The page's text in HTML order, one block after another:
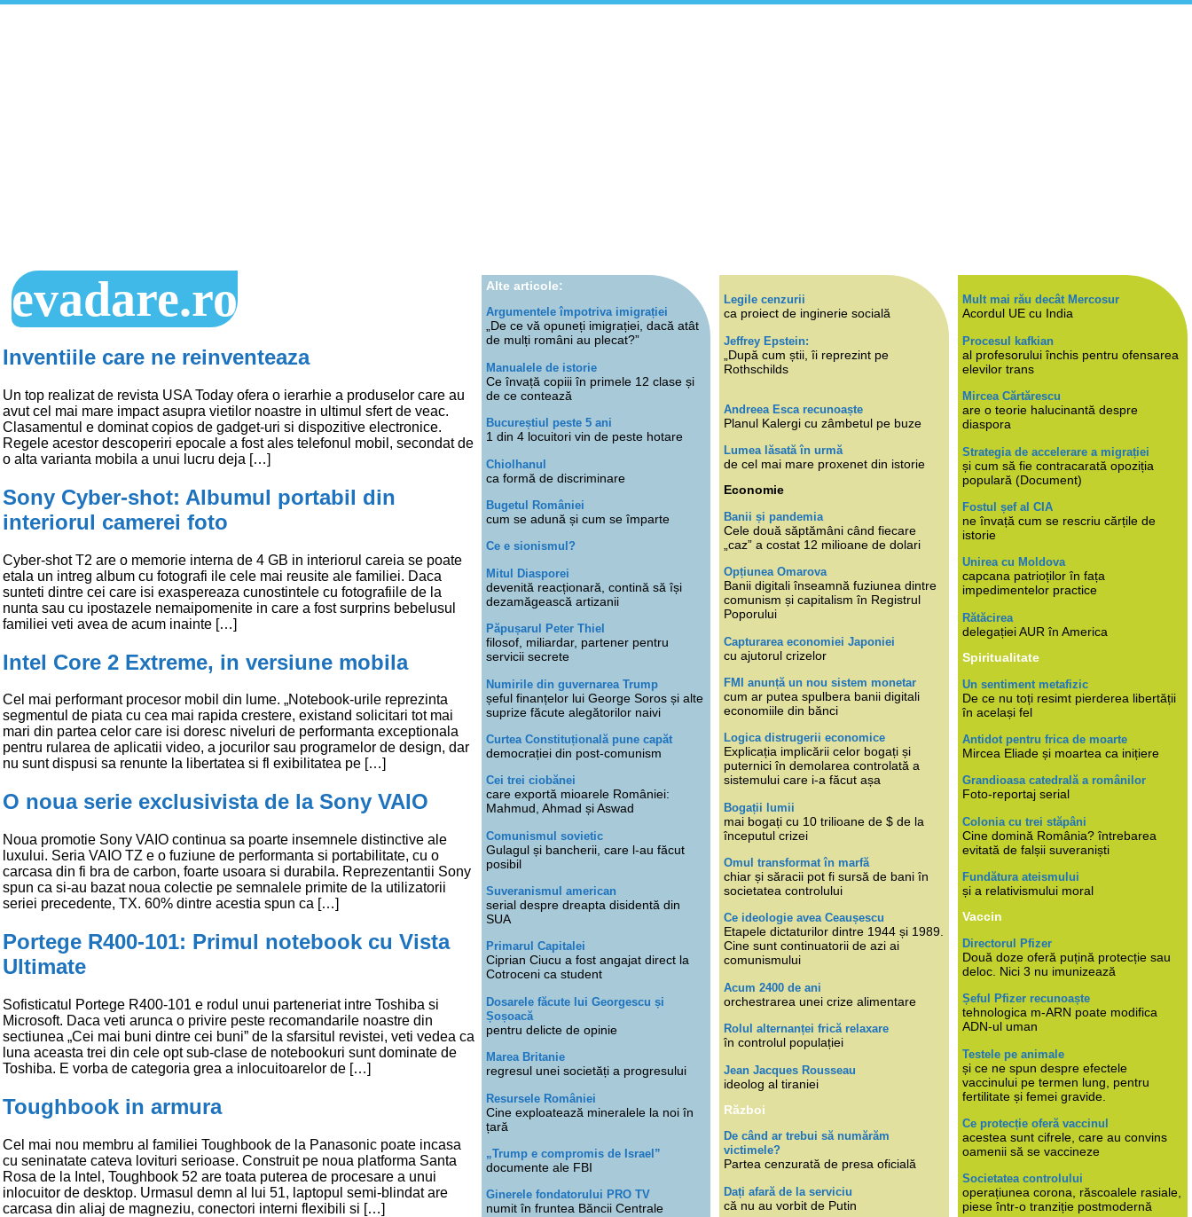
evadare.ro
Inventiile care ne reinventeaza
Un top realizat de revista USA Today ofera o ierarhie a produselor care au
avut cel mai mare impact asupra vietilor noastre in ultimul sfert de veac.
Clasamentul e dominat copios de gadget-uri si dispozitive electronice.
Regele acestor descoperiri epocale a fost ales telefonul mobil, secondat de
o alta varianta mobila a unui lucru deja […]
Sony Cyber-shot: Albumul portabil din
interiorul camerei foto
Cyber-shot T2 are o memorie interna de 4 GB in interiorul careia se poate
etala un intreg album cu fotografi ile cele mai reusite ale familiei. Daca
sunteti dintre cei care isi exaspereaza cunostintele cu fotografiile de la
nunta sau cu ipostazele nemaipomenite in care a fost surprins bebelusul
familiei veti avea de acum inainte […]
Intel Core 2 Extreme, in versiune mobila
Cel mai performant procesor mobil din lume. „Notebook-urile reprezinta
segmentul de piata cu cea mai rapida crestere, existand solicitari tot mai
mari din partea celor care isi doresc niveluri de performanta exceptionala
pentru rularea de aplicatii video, a jocurilor sau programelor de design, dar
nu sunt dispusi sa renunte la libertatea si fl exibilitatea pe […]
O noua serie exclusivista de la Sony VAIO
Noua promotie Sony VAIO continua sa poarte insemnele distinctive ale
luxului. Seria VAIO TZ e o fuziune de performanta si portabilitate, cu o
carcasa din fi bra de carbon, foarte usoara si durabila. Reprezentantii Sony
spun ca si-au bazat noua colectie pe semnalele primite de la utilizatorii
seriei precedente, TX. 60% dintre acestia spun ca […]
Portege R400-101: Primul notebook cu Vista
Ultimate
Sofisticatul Portege R400-101 e rodul unui parteneriat intre Toshiba si
Microsoft. Daca veti arunca o privire peste recomandarile noastre din
sectiunea „Cei mai buni dintre cei buni” de la sfarsitul revistei, veti vedea ca
luna aceasta trei din cele opt sub-clase de notebookuri sunt dominate de
Toshiba. E vorba de categoria grea a inlocuitoarelor de […]
Toughbook in armura
Cel mai nou membru al familiei Toughbook de la Panasonic poate incasa
cu seninatate cateva lovituri serioase. Construit pe noua platforma Santa
Rosa de la Intel, Toughbook 52 are toata puterea de procesare a unui
inlocuitor de desktop. Urmasul demn al lui 51, laptopul semi-blindat are
carcasa din aliaj de magneziu, conectori interni flexibili si […]
Alte articole:
Argumentele împotriva imigrației
„De ce vă opuneți imigrației, dacă atât
de mulți români au plecat?”
Manualele de istorie
Ce învață copiii în primele 12 clase și
de ce contează
Bucureștiul peste 5 ani
1 din 4 locuitori vin de peste hotare
Chiolhanul
ca formă de discriminare
Bugetul României
cum se adună și cum se împarte
Ce e sionismul?
Mitul Diasporei
devenită reacționară, contină să își
dezamăgească artizanii
Păpușarul Peter Thiel
filosof, miliardar, partener pentru
servicii secrete
Numirile din guvernarea Trump
șeful finanțelor lui George Soros și alte
suprize făcute alegătorilor naivi
Curtea Constituțională pune capăt
democrației din post-comunism
Cei trei ciobănei
care exportă mioarele României:
Mahmud, Ahmad și Aswad
Comunismul sovietic
Gulagul și bancherii, care l-au făcut
posibil
Suveranismul american
serial despre dreapta disidentă din
SUA
Primarul Capitalei
Ciprian Ciucu a fost angajat direct la
Cotroceni ca student
Dosarele făcute lui Georgescu și
Șoșoacă
pentru delicte de opinie
Marea Britanie
regresul unei societăți a progresului
Resursele României
Cine exploatează mineralele la noi în
țară
„Trump e compromis de Israel”
documente ale FBI
Ginerele fondatorului PRO TV
numit în fruntea Băncii Centrale
Legile cenzurii
ca proiect de inginerie socială
Jeffrey Epstein:
„După cum știi, îi reprezint pe
Rothschilds
Andreea Esca recunoaște
Planul Kalergi cu zâmbetul pe buze
Lumea lăsată în urmă
de cel mai mare proxenet din istorie
Economie
Banii și pandemia
Cele două săptămâni când fiecare
„caz” a costat 12 milioane de dolari
Opțiunea Omarova
Banii digitali înseamnă fuziunea dintre
comunism și capitalism în Registrul
Poporului
Capturarea economiei Japoniei
cu ajutorul crizelor
FMI anunță un nou sistem monetar
cum ar putea spulbera banii digitali
economiile din bănci
Logica distrugerii economice
Explicația implicării celor bogați și
puternici în demolarea controlată a
sistemului care i-a făcut așa
Bogații lumii
mai bogați cu 10 trilioane de $ de la
începutul crizei
Omul transformat în marfă
chiar și săracii pot fi sursă de bani în
societatea controlului
Ce ideologie avea Ceaușescu
Etapele dictaturilor dintre 1944 și 1989.
Cine sunt continuatorii de azi ai
comunismului
Acum 2400 de ani
orchestrarea unei crize alimentare
Rolul alternanței frică relaxare
în controlul populației
Jean Jacques Rousseau
ideolog al tiraniei
Război
De când ar trebui să numărăm
victimele?
Partea cenzurată de presa oficială
Dați afară de la serviciu
că nu au vorbit de Putin
Mult mai rău decât Mercosur
Acordul UE cu India
Procesul kafkian
al profesorului închis pentru ofensarea
elevilor trans
Mircea Cărtărescu
are o teorie halucinantă despre
diaspora
Strategia de accelerare a migrației
și cum să fie contracarată opoziția
populară (Document)
Fostul șef al CIA
ne învață cum se rescriu cărțile de
istorie
Unirea cu Moldova
capcana patrioților în fața
impedimentelor practice
Rătăcirea
delegației AUR în America
Spiritualitate
Un sentiment metafizic
De ce nu toți resimt pierderea libertății
în același fel
Antidot pentru frica de moarte
Mircea Eliade și moartea ca inițiere
Grandioasa catedrală a românilor
Foto-reportaj serial
Colonia cu trei stăpâni
Cine domină România? întrebarea
evitată de falșii suveraniști
Fundătura ateismului
și a relativismului moral
Vaccin
Directorul Pfizer
Două doze oferă puțină protecție sau
deloc. Nici 3 nu imunizează
Șeful Pfizer recunoaște
tehnologica m-ARN poate modifica
ADN-ul uman
Testele pe animale
și ce ne spun despre efectele
vaccinului pe termen lung, pentru
fertilitate și femei gravide.
Ce protecție oferă vaccinul
acestea sunt cifrele, care au convins
oamenii să se vaccineze
Societatea controlului
operațiunea corona, răscoalele rasiale,
piese într-o tranziție postmodernă